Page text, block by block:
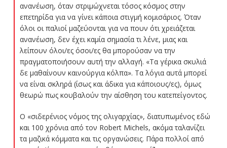
ανανέωση, όταν στριμώχνεται τόσος κόσμος στην
επετηρίδα για να γίνει κάποια στιγμή κομισάριος. Όταν
όλοι οι παλιοί μαζεύονται για να πουν ότι χρειάζεται
ανανέωση, δεν έχει καμία σημασία τι λένε, μιας και
λείπουν όλοι/ες όσοι/ες θα μπορούσαν να την
πραγματοποιήσουν αυτή την αλλαγή. «Τα γέρικα σκυλιά
δε μαθαίνουν καινούργια κόλπα». Τα λόγια αυτά μπορεί
να είναι σκληρά (ίσως και άδικα για κάποιους/ες), όμως
θεωρώ πως κουβαλούν την αίσθηση του κατεπείγοντος.
Ο «σιδερένιος νόμος της ολιγαρχίας», διατυπωμένος εδώ
και 100 χρόνια από τον Robert Michels, ακόμα ταλανίζει
τα μαζικά κόμματα και τις οργανώσεις. Πάρα πολλοί από